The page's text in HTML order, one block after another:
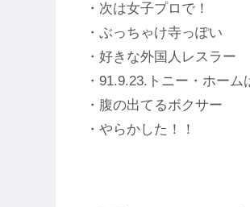
・次は女子プロで！
・ぶっちゃけ寺っぽい
・好きな外国人レスラー
・91.9.23.トニー・ホーム
・腹の出てるボクサー
・やらかした！！